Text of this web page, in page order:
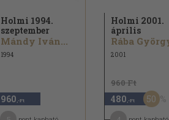
Holmi 1994.
szeptember
Mándy Iván...
1994
960 ,-Ft
Holmi 2001.
április
Rába
2001
960 Ft
480 ,-Ft 50